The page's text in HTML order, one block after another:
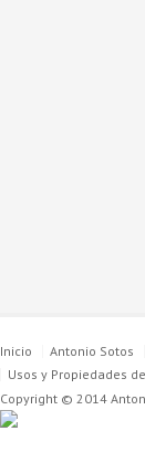
Inicio Antonio Sotos
Usos y Propiedades
Copyright © 2014